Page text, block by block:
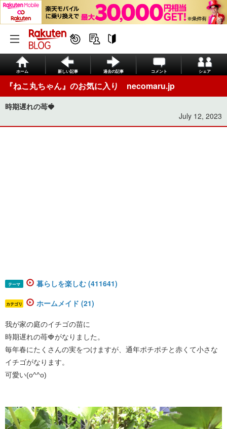
ホーム 新しい記事 過去の記事 コメント シェア
『ねこ丸ちゃん』のお気に入り necomaru.jp
時期遅れの苺🍓
July 12, 2023
テーマ 暮らしを楽しむ (411641)
カテゴリ ホームメイド (21)
我が家の庭のイチゴの苗に
時期遅れの苺🍓がなりました。
毎年春にたくさんの実をつけますが、通年ポチポチと赤くて小さな
イチゴがなります。
可愛い(o^^o)